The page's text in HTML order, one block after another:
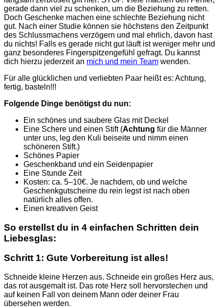
gerade dann viel zu schenken, um die Beziehung zu retten.
Doch Geschenke machen eine schlechte Beziehung nicht
gut. Nach einer Studie können sie höchstens den Zeitpunkt
des Schlussmachens verzögern und mal ehrlich, davon hast
du nichts! Falls es gerade nicht gut läuft ist weniger mehr und
ganz besonderes Fingerspitzengefühl gefragt. Du kannst
dich hierzu jederzeit an mich und mein Team wenden.
Für alle glücklichen und verliebten Paar heißt es: Achtung,
fertig, basteln!!!
Folgende Dinge benötigst du nun:
Ein schönes und saubere Glas mit Deckel
Eine Schere und einen Stift (Achtung für die Männer
unter uns, leg den Kuli beiseite und nimm einen
schöneren Stift.)
Schönes Papier
Geschenkband und ein Seidenpapier
Eine Stunde Zeit
Kosten: ca. 5–10€. Je nachdem, ob und welche
Geschenkgutscheine du rein legst ist nach oben
natürlich alles offen.
Einen kreativen Geist
So erstellst du in 4 einfachen Schritten dein
Liebesglas:
Schritt 1: Gute Vorbereitung ist alles!
Schneide kleine Herzen aus. Schneide ein großes Herz aus,
das rot ausgemalt ist. Das rote Herz soll hervorstechen und
auf keinen Fall von deinem Mann oder deiner Frau
übersehen werden.